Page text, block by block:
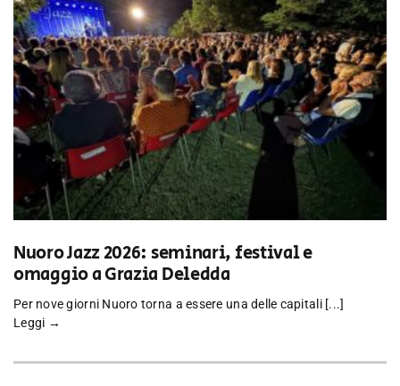
Nuoro Jazz 2026: seminari, festival e
omaggio a Grazia Deledda
Per nove giorni Nuoro torna a essere una delle capitali [...]
Leggi →